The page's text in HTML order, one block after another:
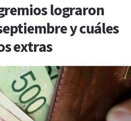
lograron
y cuáles
extras